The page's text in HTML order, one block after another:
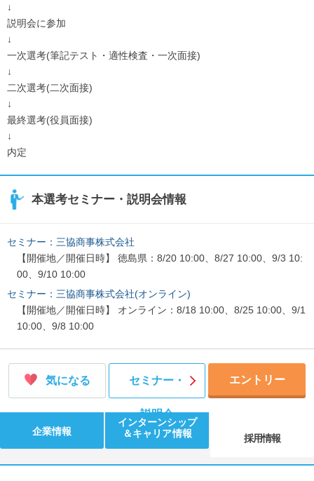
↓
説明会に参加
↓
一次選考(筆記テスト・適性検査・一次面接)
↓
二次選考(二次面接)
↓
最終選考(役員面接)
↓
内定
本選考セミナー・説明会情報
セミナー：三協商事株式会社
【開催地／開催日時】 徳島県：8/20 10:00、8/27 10:00、9/3 10:
00、9/10 10:00
セミナー：三協商事株式会社(オンライン)
【開催地／開催日時】 オンライン：8/18 10:00、8/25 10:00、9/1
10:00、9/8 10:00
気になる セミナー・
説明会
エントリー
企業情報
インターンシップ
＆キャリア情報
採用情報